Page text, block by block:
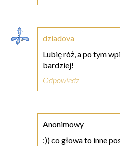
dziadova
Lubię róż, a po tym
bardziej!
Odpowiedz
Anonimowy
:)) co głowa to inne